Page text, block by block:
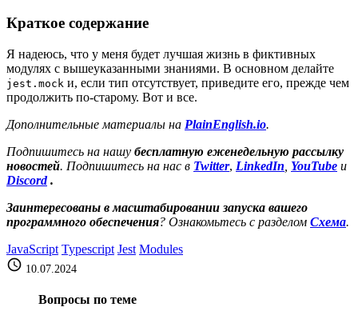
Краткое содержание
Я надеюсь, что у меня будет лучшая жизнь в фиктивных
модулях с вышеуказанными знаниями. В основном делайте
jest.mock и, если тип отсутствует, приведите его, прежде чем
продолжить по-старому. Вот и все.
Дополнительные материалы на PlainEnglish.io.
Подпишитесь на нашу бесплатную еженедельную рассылку
новостей. Подпишитесь на нас в Twitter, LinkedIn YouTube и
Discord.
Заинтересованы в масштабировании запуска вашего
программного обеспечения? Ознакомьтесь с разделом Схема.
JavaScript Typescript Jest Modules
schedule 10.07.2024
Вопросы по теме